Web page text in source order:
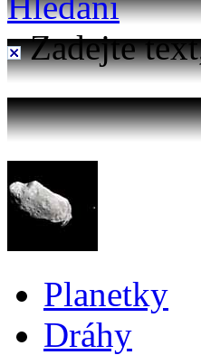
Zadejte
Planetky
Dráhy